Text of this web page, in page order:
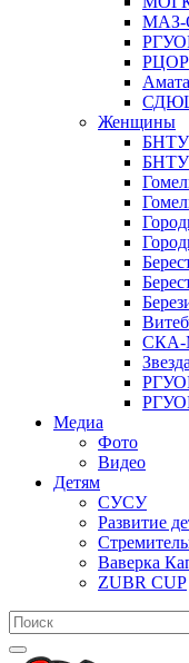
МАЗ-
РЦОР
Женщины
СКА-
Медиа
Фото
Видео
Детям
СУСУ
Развитие
Ваверка
ZUBR CUP